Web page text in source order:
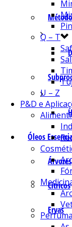
Óleos
Árvores
Cítricos
Ervas
Q – T
U – Z
P&D e